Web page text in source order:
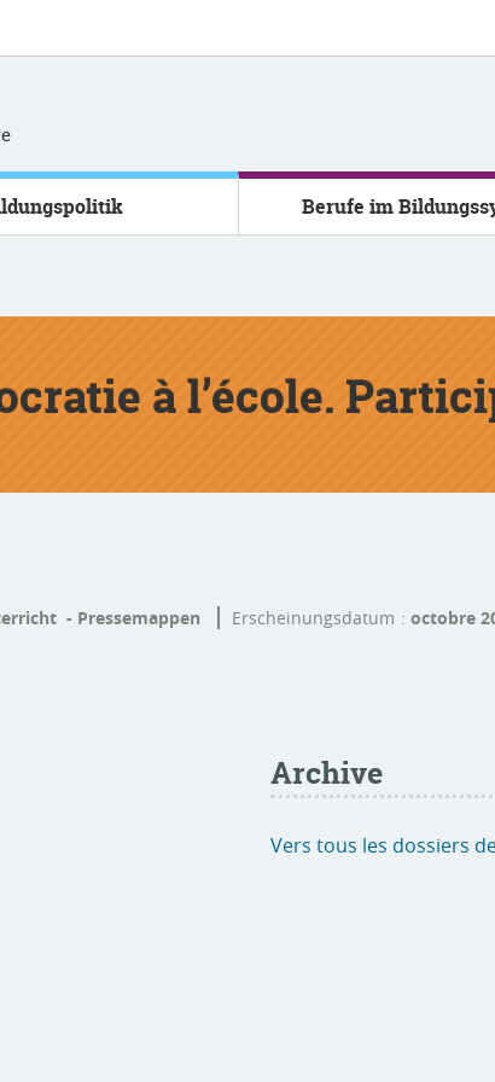
Berufe im
à l’école.
- Pressemappen Erscheinungsdatum octobre
Archive
Vers tous les dossiers